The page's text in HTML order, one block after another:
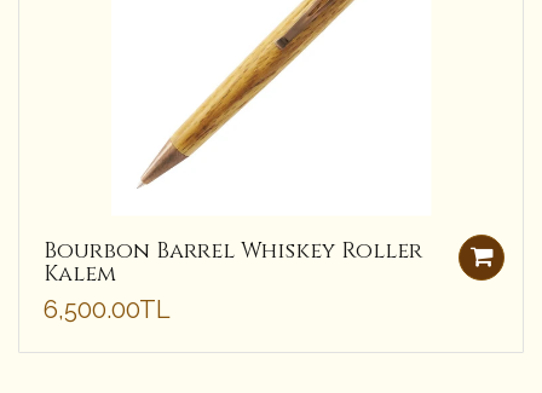
Bourbon Barrel Whiskey Roller
Kalem
6,500.00TL